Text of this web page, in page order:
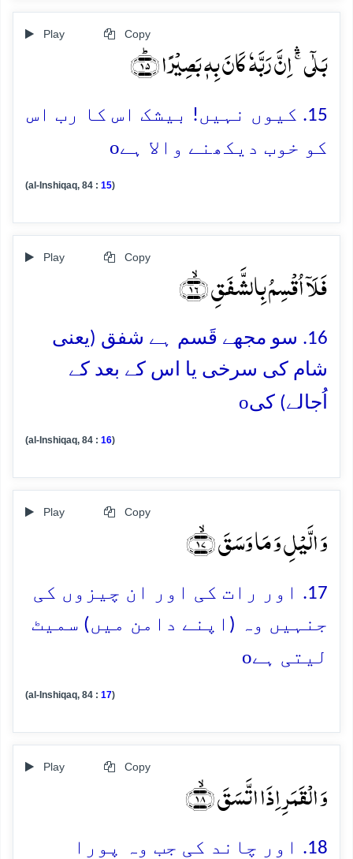
Play Copy
بَلٰۤی ۚۛ اِنَّ رَبَّہٗ کَانَ بِہٖ بَصِیۡرًا ﴿ؕ۱۵﴾
15. کیوں نہیں! بیشک اس کا رب اس
کو خوب دیکھنے والا ہےo
(al-Inshiqaq, 84 : 15)
Play Copy
فَلَاۤ اُقۡسِمُ بِالشَّفَقِ ﴿ۙ۱۶﴾
16. سو مجھے قَسم ہے شفق (یعنی
شام کی سرخی یا اس کے بعد کے
اُجالے) کیo
(al-Inshiqaq, 84 : 16)
Play Copy
وَ الَّیۡلِ وَ مَا وَسَقَ ﴿ۙ۱۷﴾
17. اور رات کی اور ان چیزوں کی
جنہیں وہ (اپنے دامن میں) سمیٹ
لیتی ہےo
(al-Inshiqaq, 84 : 17)
Play Copy
وَ الۡقَمَرِ اِذَا اتَّسَقَ ﴿ۙ۱۸﴾
18. اور چاند کی جب وہ پورا